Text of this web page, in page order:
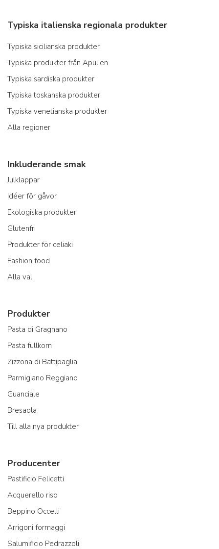
Typiska italienska regionala produkter
Typiska sicilianska produkter
Typiska produkter från Apulien
Typiska sardiska produkter
Typiska toskanska produkter
Typiska venetianska produkter
Alla regioner
Inkluderande smak
Julklappar
Idéer för gåvor
Ekologiska produkter
Glutenfri
Produkter för celiaki
Fashion food
Alla val
Produkter
Pasta di Gragnano
Pasta fullkorn
Zizzona di Battipaglia
Parmigiano Reggiano
Guanciale
Bresaola
Till alla nya produkter
Producenter
Pastificio Felicetti
Acquerello riso
Beppino Occelli
Arrigoni formaggi
Salumificio Pedrazzoli